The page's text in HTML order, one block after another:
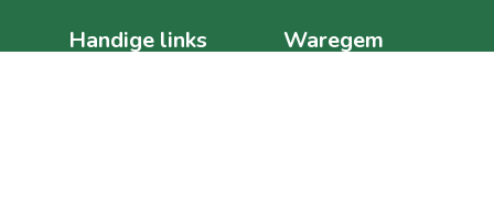
Handige links Waregem